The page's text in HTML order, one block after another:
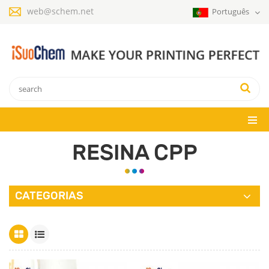
web@schem.net Português
RESINA CPP
CATEGORIAS